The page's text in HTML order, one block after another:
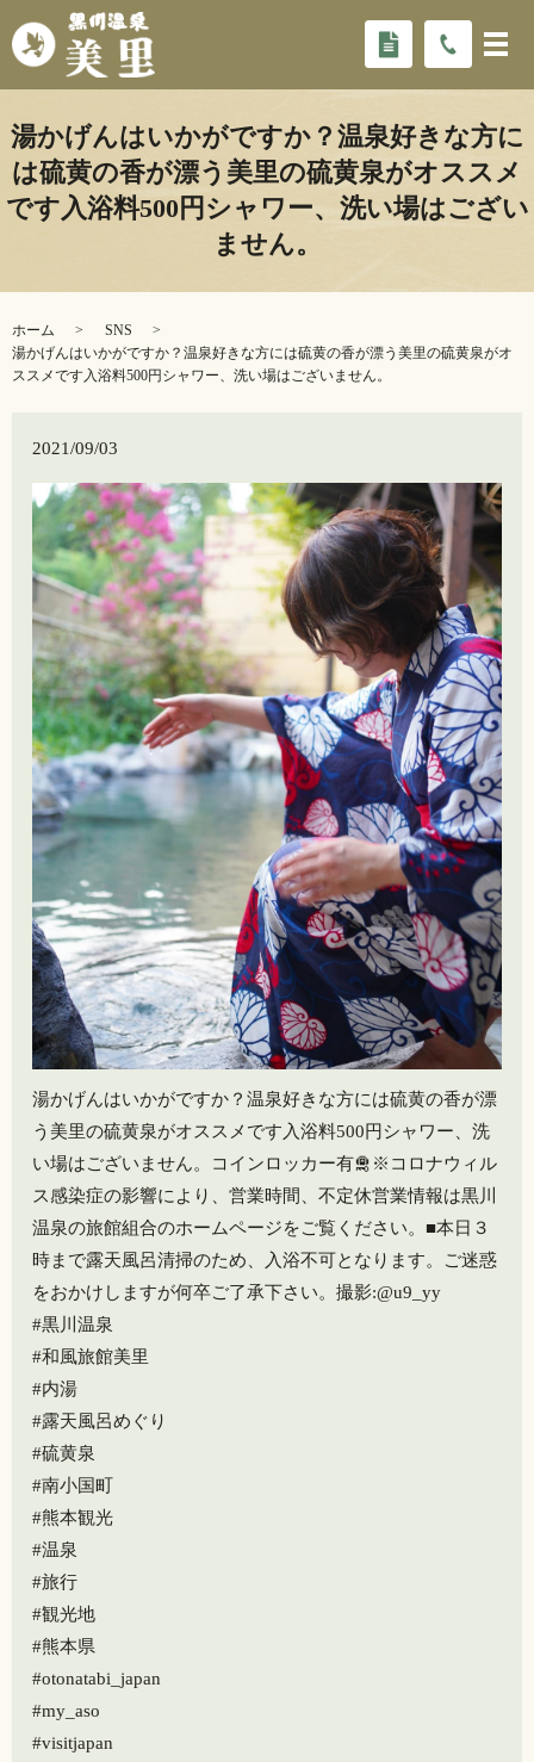
湯かげんはいかがですか？温泉好きな方に
は硫黄の香が漂う美里の硫黄泉がオススメ
です️入浴料500円シャワー、洗い場はござい
ません。
ホーム
SNS
湯かげんはいかがですか？温泉好きな方には硫黄の香が漂う美里の硫黄泉がオ
ススメです️入浴料500円シャワー、洗い場はございません。
2021/09/03
湯かげんはいかがですか？温泉好きな方には硫黄の香が漂
う美里の硫黄泉がオススメです️入浴料500円シャワー、洗
い場はございません。コインロッカー有🛅※コロナウィル
ス感染症の影響により、営業時間、不定休営業情報は黒川
温泉の旅館組合のホームページをご覧ください。■本日３
時まで露天風呂清掃のため、入浴不可となります。ご迷惑
をおかけしますが何卒ご了承下さい。撮影:@u9_yy
#黒川温泉
#和風旅館美里
#内湯
#露天風呂めぐり
#硫黄泉
#南小国町
#熊本観光
#温泉
#旅行
#観光地
#熊本県
#otonatabi_japan
#my_aso
#visitjapan